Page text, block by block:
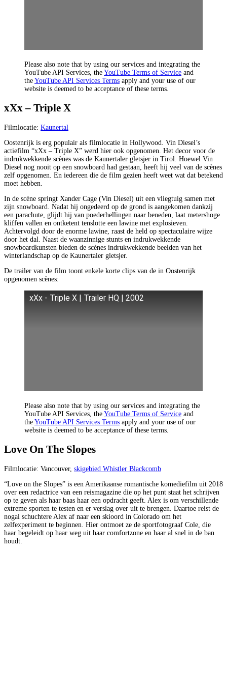
Please also note that by using our services and integrating the
YouTube API Services, the YouTube Terms of Service and
the YouTube API Services Terms apply and your use of our
website is deemed to be acceptance of these terms.
xXx – Triple X
Filmlocatie: Kaunertal
Oostenrijk is erg populair als filmlocatie in Hollywood. Vin Diesel’s
actiefilm “xXx – Triple X” werd hier ook opgenomen. Het decor voor de
indrukwekkende scènes was de Kaunertaler gletsjer in Tirol. Hoewel Vin
Diesel nog nooit op een snowboard had gestaan, heeft hij veel van de scènes
zelf opgenomen. En iedereen die de film gezien heeft weet wat dat betekend
moet hebben.
In de scène springt Xander Cage (Vin Diesel) uit een vliegtuig samen met
zijn snowboard. Nadat hij ongedeerd op de grond is aangekomen dankzij
een parachute, glijdt hij van poederhellingen naar beneden, laat metershoge
kliffen vallen en ontketent tenslotte een lawine met explosieven.
Achtervolgd door de enorme lawine, raast de held op spectaculaire wijze
door het dal. Naast de waanzinnige stunts en indrukwekkende
snowboardkunsten bieden de scènes indrukwekkende beelden van het
winterlandschap op de Kaunertaler gletsjer.
De trailer van de film toont enkele korte clips van de in Oostenrijk
opgenomen scènes:
xXx - Triple X | Trailer HQ | 2002
Please also note that by using our services and integrating the
YouTube API Services, the YouTube Terms of Service and
the YouTube API Services Terms apply and your use of our
website is deemed to be acceptance of these terms.
Love On The Slopes
Filmlocatie: Vancouver, skigebied Whistler Blackcomb
“Love on the Slopes” is een Amerikaanse romantische komediefilm uit 2018
over een redactrice van een reismagazine die op het punt staat het schrijven
op te geven als haar baas haar een opdracht geeft. Alex is om verschillende
extreme sporten te testen en er verslag over uit te brengen. Daartoe reist de
nogal schuchtere Alex af naar een skioord in Colorado om het
zelfexperiment te beginnen. Hier ontmoet ze de sportfotograaf Cole, die
haar begeleidt op haar weg uit haar comfortzone en haar al snel in de ban
houdt.